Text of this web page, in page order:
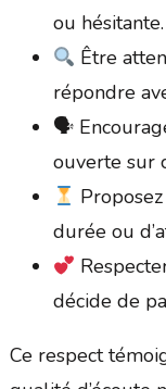
ou hésitante.
Être
répondre
🗣
ouverte sur
durée ou
décide de
Ce respect